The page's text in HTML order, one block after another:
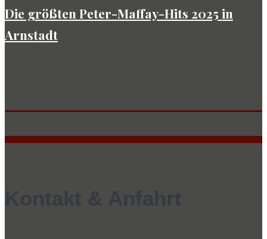
Die größten Peter-Maffay-Hits 2025 in
Arnstadt